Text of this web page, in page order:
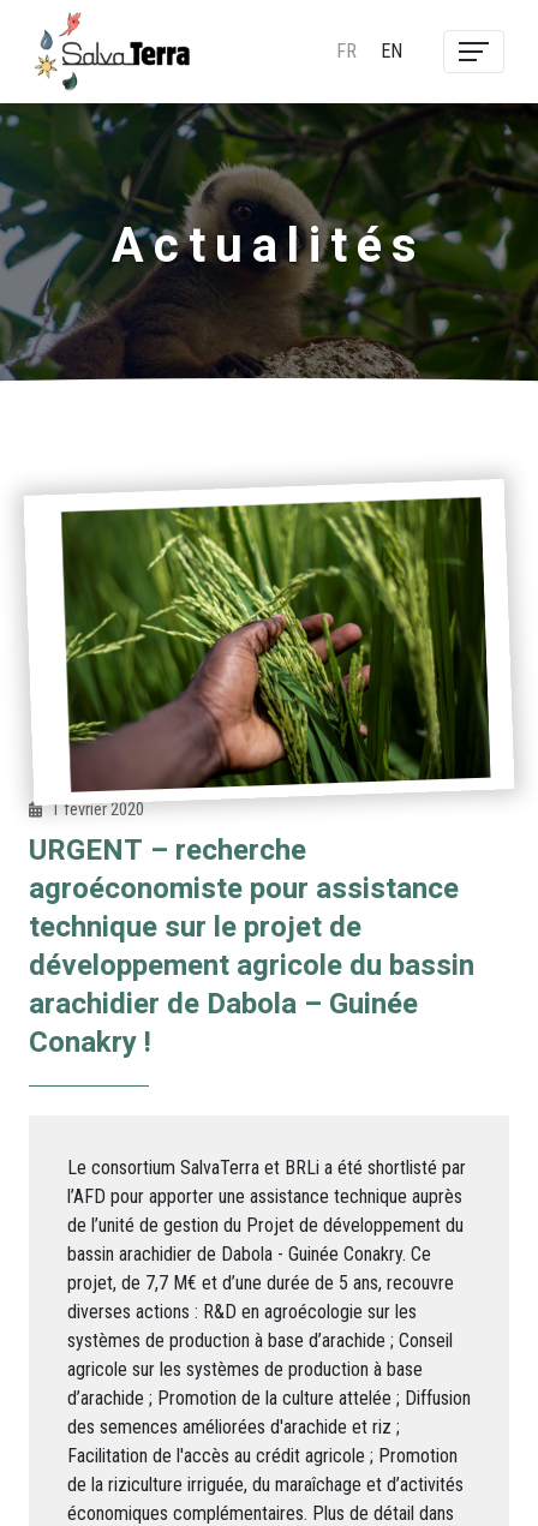
FR EN
Actualités
1 février 2020
URGENT – recherche
agroéconomiste pour assistance
technique sur le projet de
développement agricole du bassin
arachidier de Dabola – Guinée
Conakry !
Le consortium SalvaTerra et BRLi a été shortlisté par
l’AFD pour apporter une assistance technique auprès
de l’unité de gestion du Projet de développement du
bassin arachidier de Dabola - Guinée Conakry. Ce
projet, de 7,7 M€ et d’une durée de 5 ans, recouvre
diverses actions : R&D en agroécologie sur les
systèmes de production à base d’arachide ; Conseil
agricole sur les systèmes de production à base
d’arachide ; Promotion de la culture attelée ; Diffusion
des semences améliorées d'arachide et riz ;
Facilitation de l'accès au crédit agricole ; Promotion
de la riziculture irriguée, du maraîchage et d’activités
économiques complémentaires. Plus de détail dans